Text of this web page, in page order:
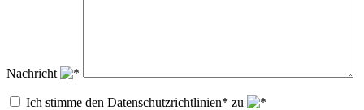
Nachricht
Ich stimme den Datenschutzrichtlinien* zu